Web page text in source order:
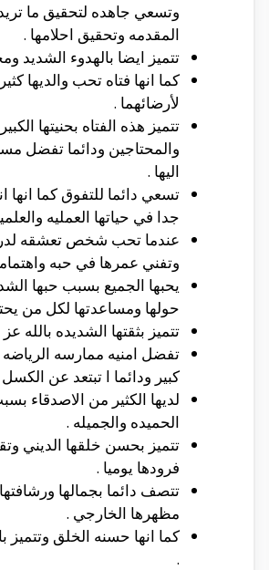
وتسعي جاهده لتحقيق ما
المقدمه وتحقيق احلامها .
تتميز ايضا بالهدوء الشديد
كما انها فتاه تحب والديها
لأرضائهما .
تتميز هذه الفتاه بحنيتها
والمحتاجين ودائما تفضل
اليها .
تسعي دائما للتفوق كما انها
جدا في حياتها العمليه
عندما تحب شخص تعشقه
وتفني عمرها في حبه
يحبها الجميع بسبب حبها
حولها ومساعدتها لكل من
تتميز بثقتها الشديده بالله
تفضل امنيه ممارسه
كبير ودائما ا تبتعد عن
لديها الكثير من الاصدقاء
الحميده والجميله .
تتميز بحسن خلقها الديني
فرودها يوميا .
تتصف دائما بجمالها
مظهرها الخارجي .
كما انها حسنه الخلق وتتميز
.